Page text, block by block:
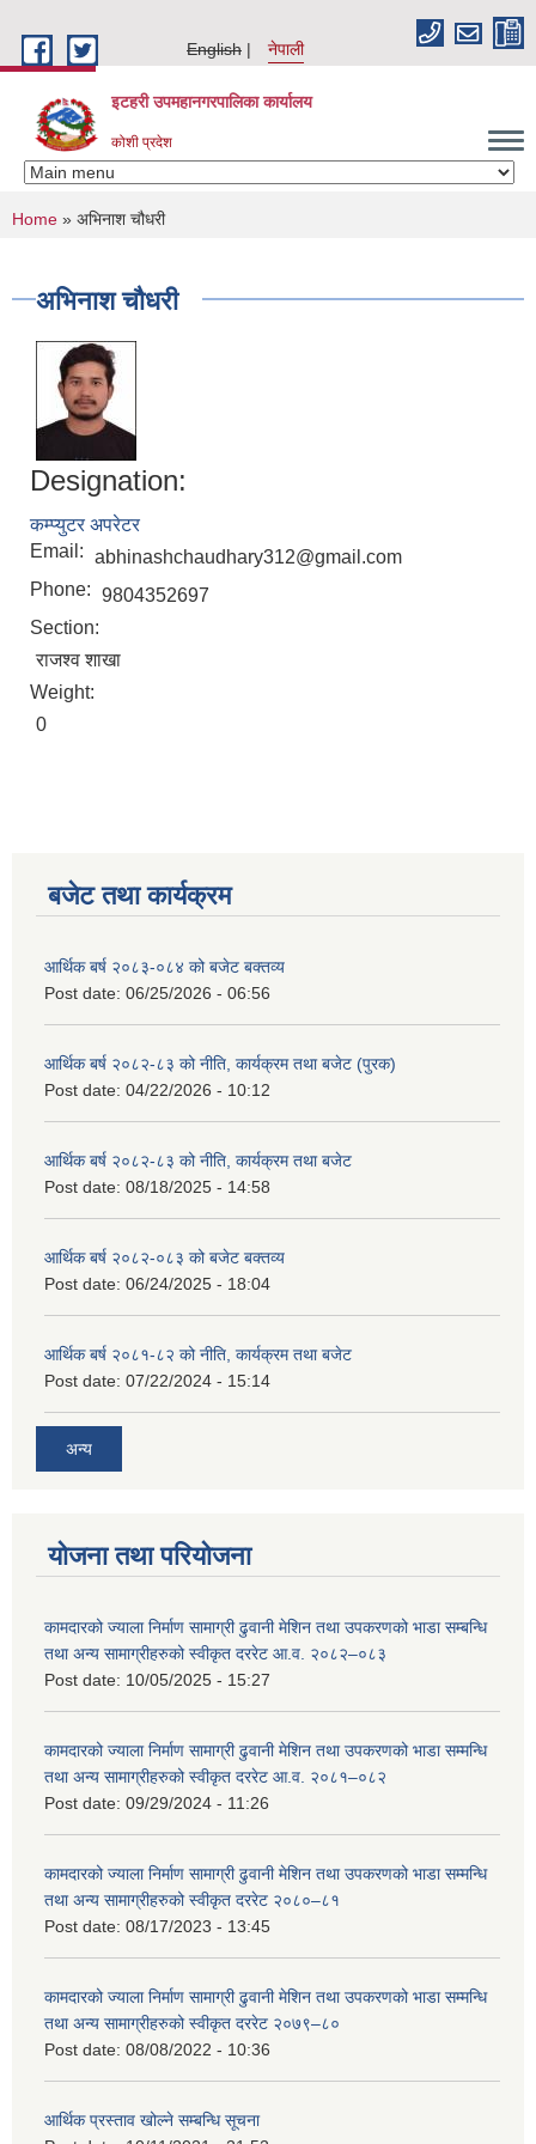
English
नेपाली
इटहरी उपमहानगरपालिका कार्यालय
कोशी प्रदेश
You are here
Home » अभिनाश चौधरी
अभिनाश चौधरी
Designation:
कम्प्युटर अपरेटर
Email: abhinashchaudhary312@gmail.com
Phone: 9804352697
Section:
राजश्व शाखा
Weight:
0
बजेट तथा कार्यक्रम
आर्थिक बर्ष २०८३-०८४ को बजेट बक्तव्य
Post date: 06/25/2026 - 06:56
आर्थिक बर्ष २०८२-८३ को नीति, कार्यक्रम तथा बजेट (पुरक)
Post date: 04/22/2026 - 10:12
आर्थिक बर्ष २०८२-८३ को नीति, कार्यक्रम तथा बजेट
Post date: 08/18/2025 - 14:58
आर्थिक बर्ष २०८२-०८३ को बजेट बक्तव्य
Post date: 06/24/2025 - 18:04
आर्थिक बर्ष २०८१-८२ को नीति, कार्यक्रम तथा बजेट
Post date: 07/22/2024 - 15:14
अन्य
योजना तथा परियोजना
कामदारको ज्याला निर्माण सामाग्री ढुवानी मेशिन तथा उपकरणको भाडा सम्बन्धि
तथा अन्य सामाग्रीहरुको स्वीकृत दररेट आ.व. २०८२–०८३
Post date: 10/05/2025 - 15:27
कामदारको ज्याला निर्माण सामाग्री ढुवानी मेशिन तथा उपकरणको भाडा सम्मन्धि
तथा अन्य सामाग्रीहरुको स्वीकृत दररेट आ.व. २०८१–०८२
Post date: 09/29/2024 - 11:26
कामदारको ज्याला निर्माण सामाग्री ढुवानी मेशिन तथा उपकरणको भाडा सम्मन्धि
तथा अन्य सामाग्रीहरुको स्वीकृत दररेट २०८०–८१
Post date: 08/17/2023 - 13:45
कामदारको ज्याला निर्माण सामाग्री ढुवानी मेशिन तथा उपकरणको भाडा सम्मन्धि
तथा अन्य सामाग्रीहरुको स्वीकृत दररेट २०७९–८०
Post date: 08/08/2022 - 10:36
आर्थिक प्रस्ताव खोल्ने सम्बन्धि सूचना